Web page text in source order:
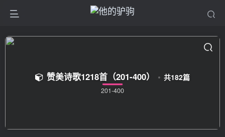
赞美诗歌1218首（201-400） 共182篇
201-400